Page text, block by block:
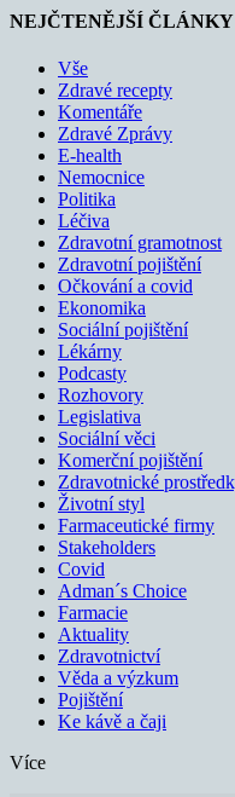
NEJČTENĚJŠÍ ČLÁNKY
Vše
Zdravé recepty
Komentáře
Zdravé Zprávy
E-health
Nemocnice
Politika
Léčiva
Zdravotní gramotnost
Zdravotní pojištění
Očkování a covid
Ekonomika
Sociální pojištění
Lékárny
Podcasty
Rozhovory
Legislativa
Sociální věci
Komerční pojištění
Zdravotnické
Životní styl
Farmaceutické firmy
Stakeholders
Covid
Adman´s Choice
Farmacie
Aktuality
Zdravotnictví
Věda a výzkum
Pojištění
Ke kávě a čaji
Více